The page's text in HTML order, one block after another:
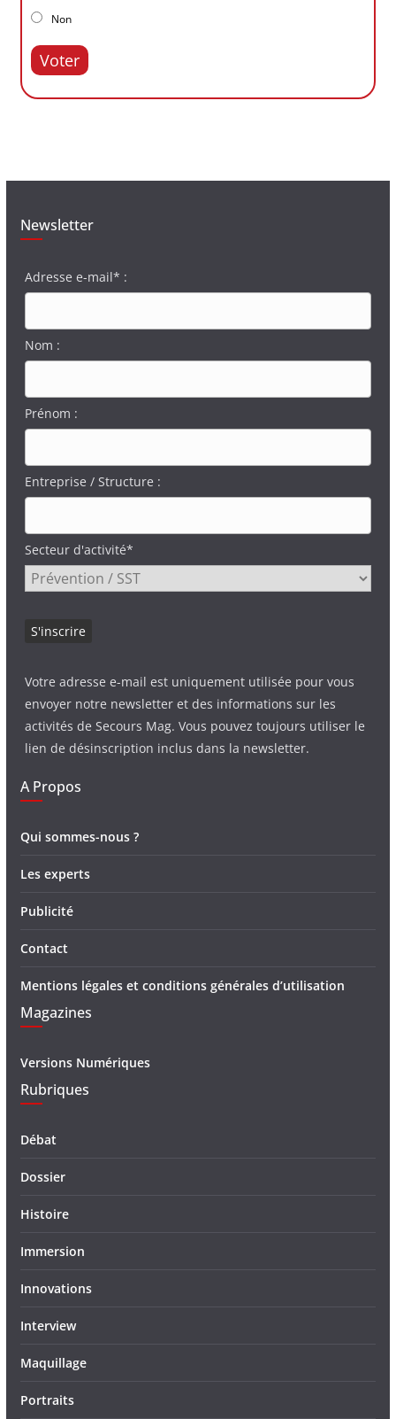
Non
Voter
Newsletter
Adresse e-mail* :
Nom :
Prénom :
Entreprise / Structure :
Secteur d'activité*
Votre adresse e-mail est uniquement utilisée pour vous
envoyer notre newsletter et des informations sur les
activités de Secours Mag. Vous pouvez toujours utiliser le
lien de désinscription inclus dans la newsletter.
A Propos
Qui sommes-nous ?
Les experts
Publicité
Contact
Mentions légales et conditions générales d’utilisation
Magazines
Versions Numériques
Rubriques
Débat
Dossier
Histoire
Immersion
Innovations
Interview
Maquillage
Portraits